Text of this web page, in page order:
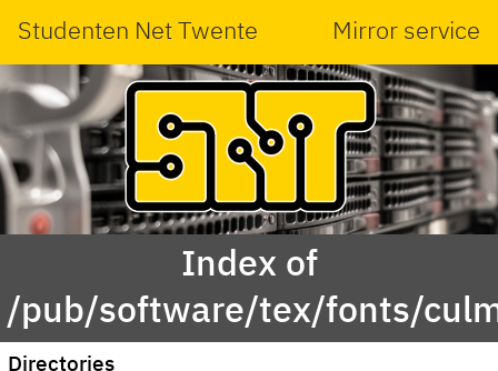
Studenten Net Twente Mirror service
Index of
/pub/software/tex/fonts/
Directories